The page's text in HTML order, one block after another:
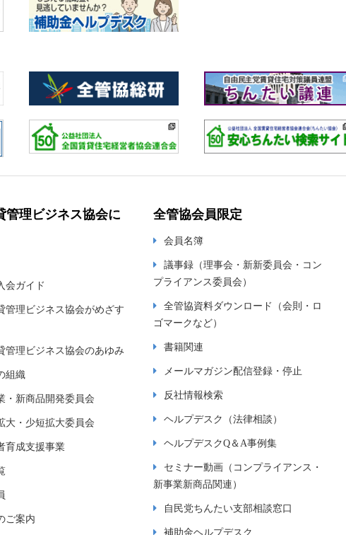
管理ビジネス協会に
会ガイド
管理ビジネス協会がめざす
管理ビジネス協会のあゆみ
組織
・新商品開発委員会
大・少短拡大委員会
育成支援事業
ご案内
全管協会員限定
会員名簿
議事録（理事会・新新委員会・コン
プライアンス委員会）
全管協資料ダウンロード（会則・ロ
ゴマークなど）
書籍関連
メールマガジン配信登録・停止
反社情報検索
ヘルプデスク（法律相談）
ヘルプデスクQ＆A事例集
セミナー動画（コンプライアンス・
新事業新商品関連）
自民党ちんたい支部相談窓口
補助金ヘルプデスク